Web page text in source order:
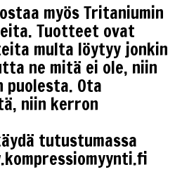
myös Tritaniumin
Tuotteet ovat
multa löytyy jonkin
ne mitä ei ole, niin
Ota
niin kerron
tutustumassa